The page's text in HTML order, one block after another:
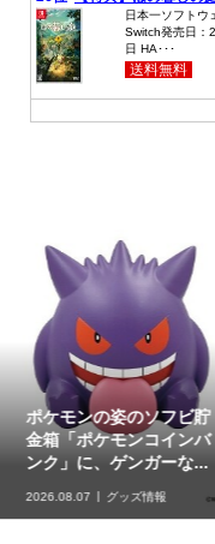
カービィやワドルディが
彫刻されたダイス「星の
カービィ キャラクター...
2026.08.07 グッズ情報